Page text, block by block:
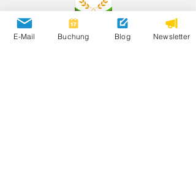
E-Mail Buchung Blog Newsletter